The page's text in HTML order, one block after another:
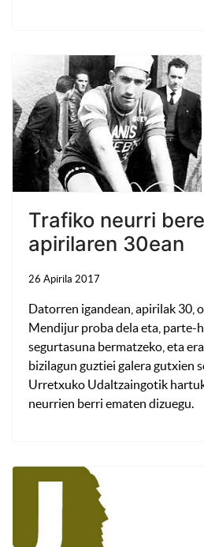
Trafiko neurri
apirilaren 30ean
26 Apirila 2017
Datorren igandean, apirilak 30,
Mendijur proba dela eta, parte-
segurtasuna bermatzeko, eta
bizilagun guztiei galera gutxien
Urretxuko Udaltzaingotik
neurrien berri ematen dizuegu.